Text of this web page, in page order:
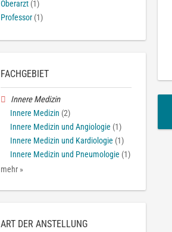
Oberarzt (1)
Professor (1)
FACHGEBIET
Innere Medizin
Innere Medizin (2)
Innere Medizin und Angiologie (1)
Innere Medizin und Kardiologie (1)
Innere Medizin und Pneumologie (1)
mehr »
ART DER ANSTELLUNG